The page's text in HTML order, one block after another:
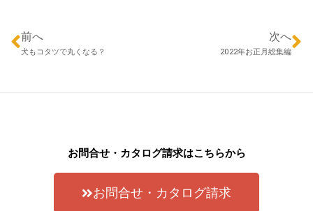
前へ
犬もコタツで丸くなる？
次へ
2022年お正月総集編
お問合せ・カタログ請求はこちらから
お問合せ・カタログ請求